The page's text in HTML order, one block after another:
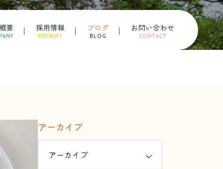
要 採用情報
RECRUIT
ブログ
BLOG
お問い合わせ
CONTACT
アーカイブ